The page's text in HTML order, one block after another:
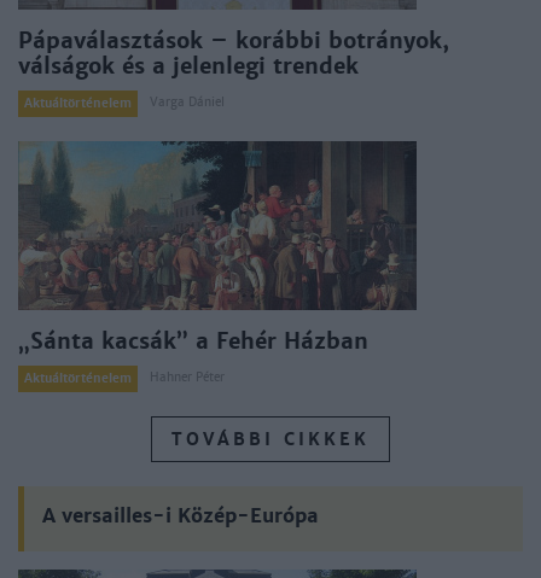
Pápaválasztások – korábbi botrányok,
válságok és a jelenlegi trendek
Aktuáltörténelem Varga Dániel
„Sánta kacsák” a Fehér Házban
Aktuáltörténelem Hahner Péter
TOVÁBBI CIKKEK
A versailles-i Közép-Európa